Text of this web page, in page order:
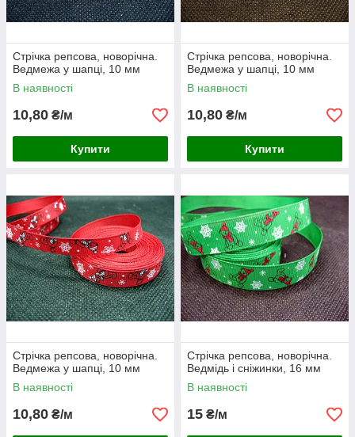
Стрічка репсова, новорічна.
Ведмежа у шапці, 10 мм
В наявності
10,80 ₴/м
Купити
Стрічка репсова, новорічна.
Ведмежа у шапці, 10 мм
В наявності
10,80 ₴/м
Купити
Стрічка репсова, новорічна.
Ведмежа у шапці, 10 мм
В наявності
10,80 ₴/м
Стрічка репсова, новорічна.
Ведмідь і сніжинки, 16 мм
В наявності
15 ₴/м